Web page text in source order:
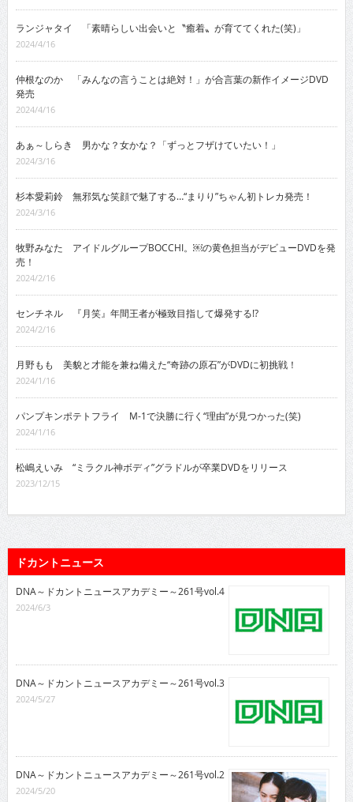
ランジャタイ 「素晴らしい出会いと〝癒着〟が育ててくれた(笑)」
2024/4/16
仲根なのか 「みんなの言うことは絶対！」が合言葉の新作イメージDVD
発売
2024/4/16
あぁ～しらき 男かな？女かな？「ずっとフザけていたい！」
2024/3/16
杉本愛莉鈴 無邪気な笑顔で魅了する…“まりり”ちゃん初トレカ発売！
2024/3/16
牧野みなた アイドルグループBOCCHI。￼の黄色担当がデビューDVDを発
売！
2024/2/16
センチネル 『月笑』年間王者が極致目指して爆発する!?
2024/2/16
月野もも 美貌と才能を兼ね備えた“奇跡の原石”がDVDに初挑戦！
2024/1/16
パンプキンポテトフライ M-1で決勝に行く“理由”が見つかった(笑)
2024/1/16
松嶋えいみ “ミラクル神ボディ”グラドルが卒業DVDをリリース
2023/12/15
ドカントニュース
DNA～ドカントニュースアカデミー～261号vol.4
2024/6/3
DNA～ドカントニュースアカデミー～261号vol.3
2024/5/27
DNA～ドカントニュースアカデミー～261号vol.2
2024/5/20